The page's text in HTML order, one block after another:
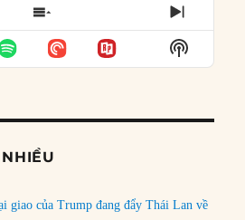
SHOW
EPISODES
LIST
NEXT
Show
Podcast
giao của Trump đang đẩy Thái Lan về